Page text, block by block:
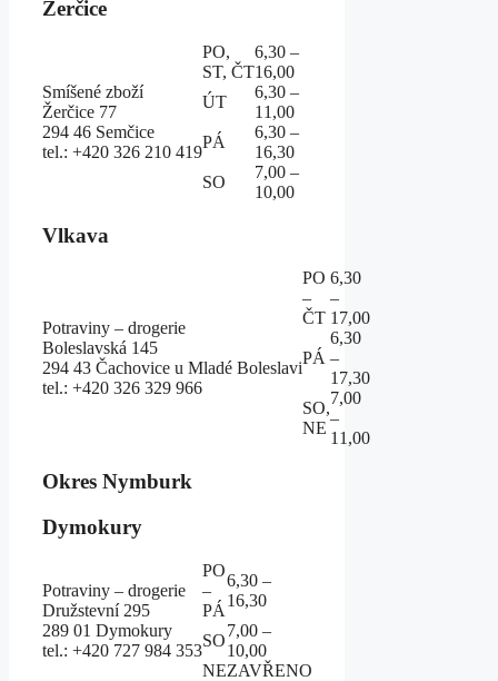
Žerčice
Smíšené zboží
Žerčice 77
294 46 Semčice
tel.: +420 326 210 419
PO,
ST, ČT
6,30 –
16,00
ÚT
6,30 –
11,00
PÁ
6,30 –
16,30
SO
7,00 –
10,00
Vlkava
Potraviny – drogerie
Boleslavská 145
294 43 Čachovice u Mladé Boleslavi
tel.: +420 326 329 966
PO
–
ČT
6,30
–
17,00
PÁ
6,30
–
17,30
SO,
NE
7,00
–
11,00
Okres Nymburk
Dymokury
Potraviny – drogerie
Družstevní 295
289 01 Dymokury
tel.: +420 727 984 353
PO
–
PÁ
6,30 –
16,30
SO
7,00 –
10,00
NEZAVŘENO